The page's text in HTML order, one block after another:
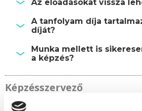
Az előadásokat vissza
A tanfolyam díja
díját?
Munka mellett is
a képzés?
Képzésszervező